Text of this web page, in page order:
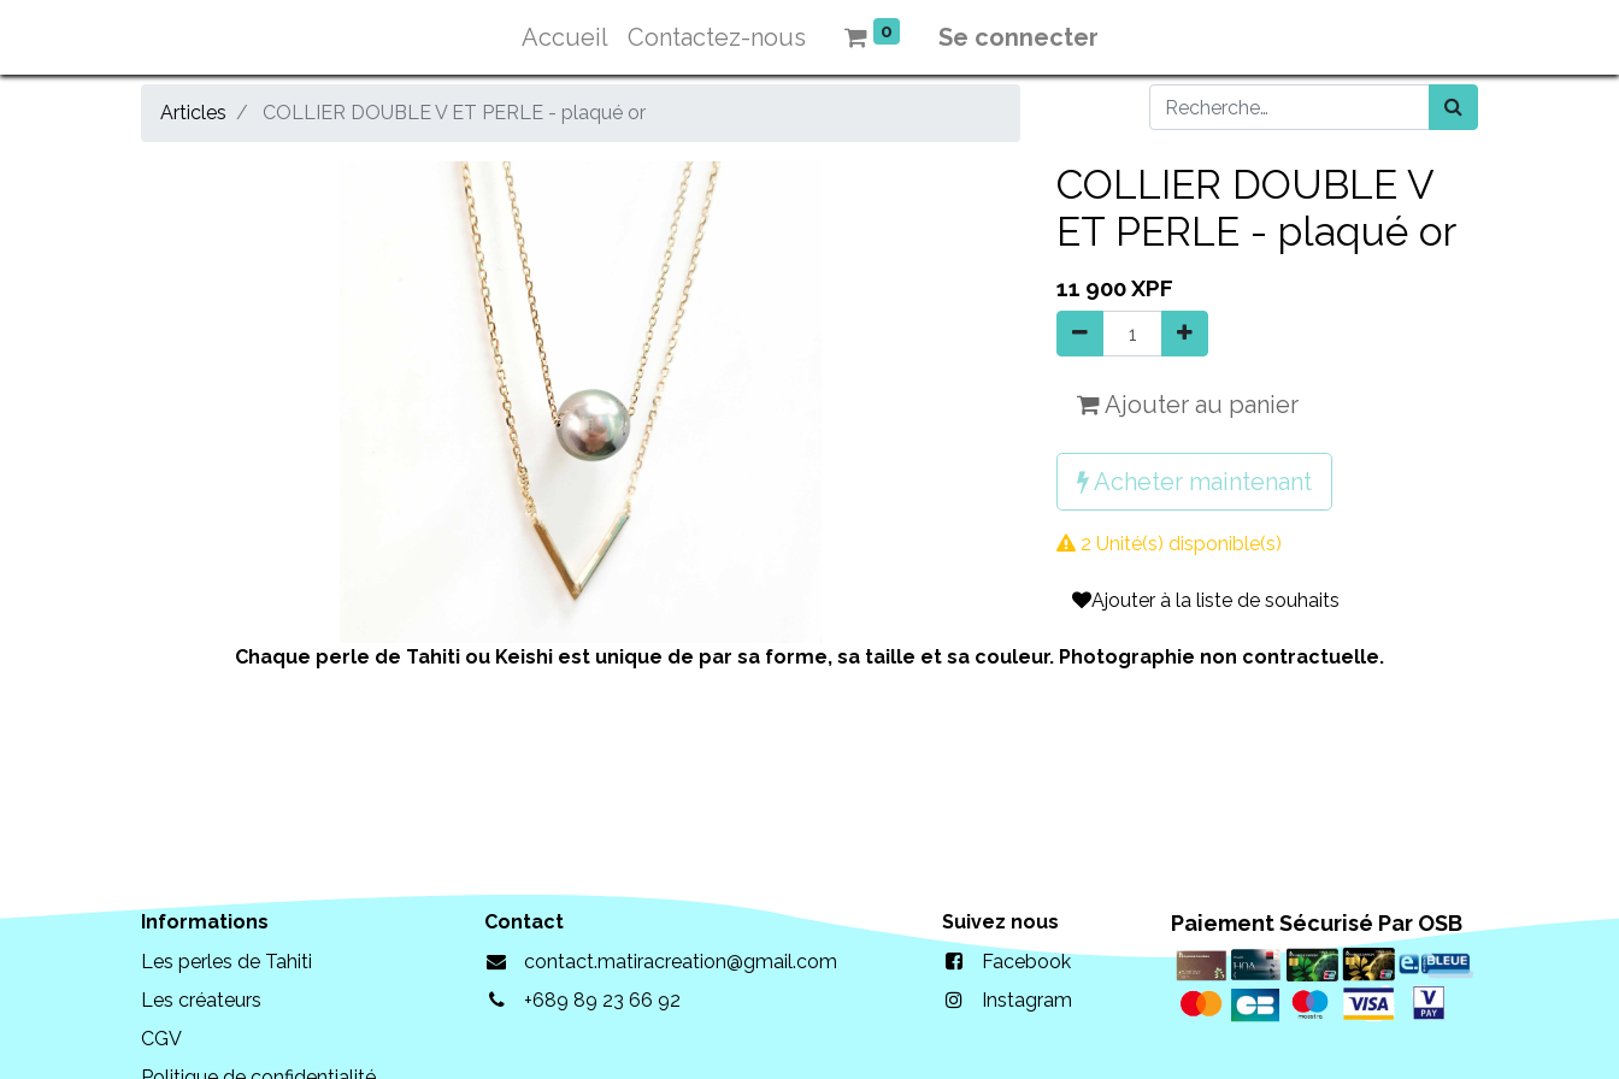
Accueil Contactez-nous 0 Se connecter
Articles COLLIER DOUBLE V ET PERLE - plaqué or
COLLIER DOUBLE V
ET PERLE - plaqué or
11 900XPF
Ajouter au panier
Acheter maintenant
2 Unité(s) disponible(s)
Ajouter à la liste de souhaits
Chaque perle de Tahiti ou Keishi est unique de par sa forme, sa taille et sa couleur. Photographie non contractuelle.
Informations
Les perles de Tahiti
Les créateurs
CGV
Contact
contact.matiracreation@gmail.com
+689 89 23 66 92
Suivez nous
Facebook
Instagram
Paiement Sécurisé Par OSB